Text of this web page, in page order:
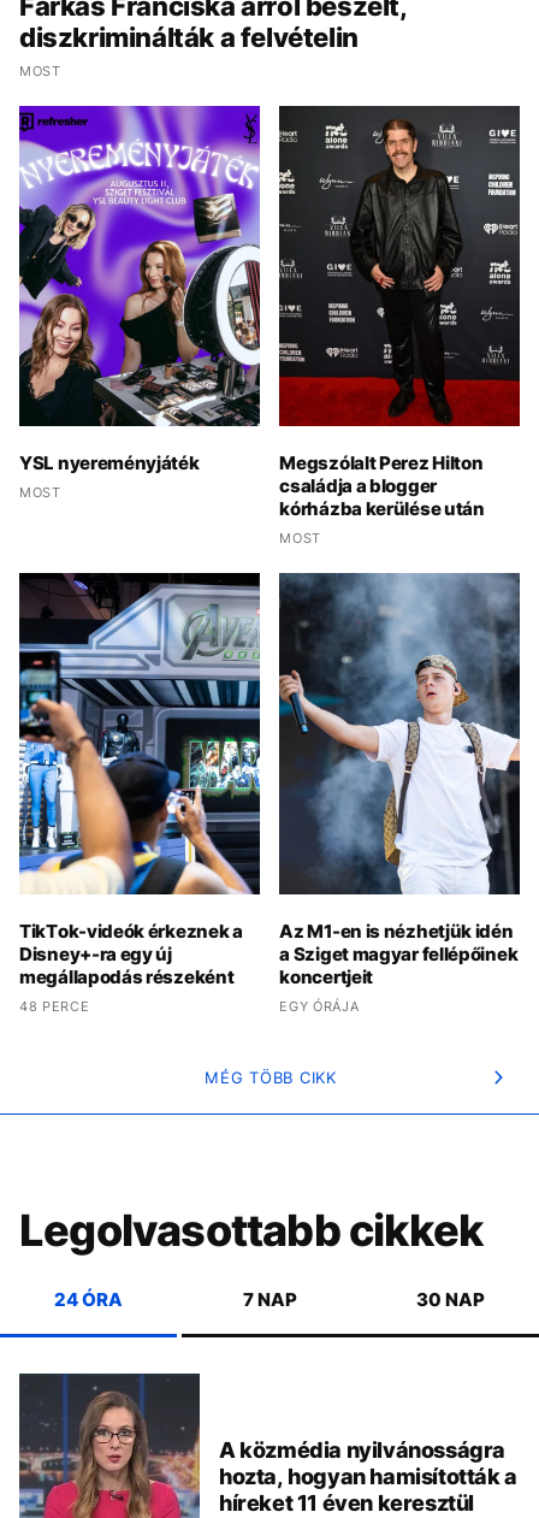
diszkriminálták a felvételin
MOST
YSL nyereményjáték
MOST
Megszólalt Perez Hilton
családja a blogger
kórházba kerülése után
MOST
TikTok-videók érkeznek a
Disney+-ra egy új
megállapodás részeként
48 PERCE
Az M1-en is nézhetjük idén
a Sziget magyar fellépőinek
koncertjeit
EGY ÓRÁJA
MÉG TÖBB CIKK
Legolvasottabb cikkek
24 ÓRA 7 NAP 30 NAP
A közmédia nyilvánosságra
hozta, hogyan hamisították a
híreket 11 éven keresztül